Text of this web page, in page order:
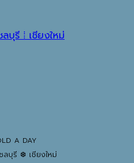
บุรี ⁞ เชียงใหม่
A DAY
ลบุรี ❆ เชียงใหม่